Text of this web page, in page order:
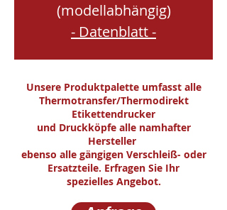
(modellabhängig)
- Datenblatt -
Unsere Produktpalette umfasst alle
Thermotransfer/Thermodirekt
Etikettendrucker
und Druckköpfe alle namhafter
Hersteller
ebenso alle gängigen Verschleiß- oder
Ersatzteile. Erfragen Sie Ihr
spezielles Angebot.